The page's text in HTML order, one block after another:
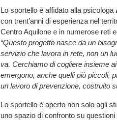
Lo sportello è affidato alla psicologa
con trent’anni di esperienza nel
Centro Aquilone e in numerose reti
“Questo progetto nasce da un
servizio che lavora in rete, non un
va. Cerchiamo di cogliere insieme
emergono, anche quelli più piccoli,
un lavoro di prevenzione, costruito
Lo sportello è aperto non solo agli
uno spazio di confronto su